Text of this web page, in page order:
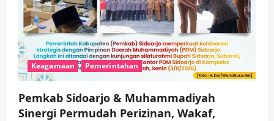
Keagamaan Pemerintahan
Pemkab Sidoarjo & Muhammadiyah
Sinergi Permudah Perizinan, Wakaf,